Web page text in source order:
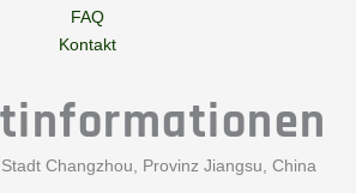
FAQ
Kontakt
Changzhou, Provinz Jiangsu, China